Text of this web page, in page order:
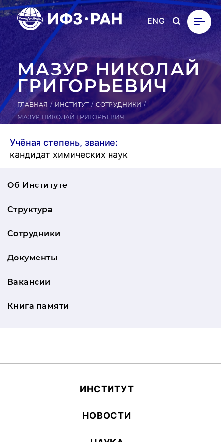
ENG
МАЗУР НИКОЛАЙ
ГРИ­ГОРЬ­ЕВИЧ
ГЛАВНАЯ ИНСТИТУТ
СОТРУДНИКИ
МАЗУР НИКОЛАЙ ГРИГОРЬЕВИЧ
Учёная степень, звание:
кандидат химических наук
Об Институте
Структура
Сотрудники
Документы
Вакансии
Книга памяти
ИН­СТИ­ТУТ
НОВОСТИ